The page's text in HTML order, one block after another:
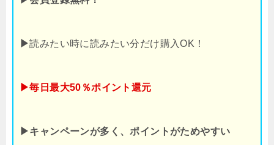
▶読みたい時に読みたい分だけ購入OK！
▶毎日最大50％ポイント還元
▶キャンペーンが多く、ポイントがためやすい